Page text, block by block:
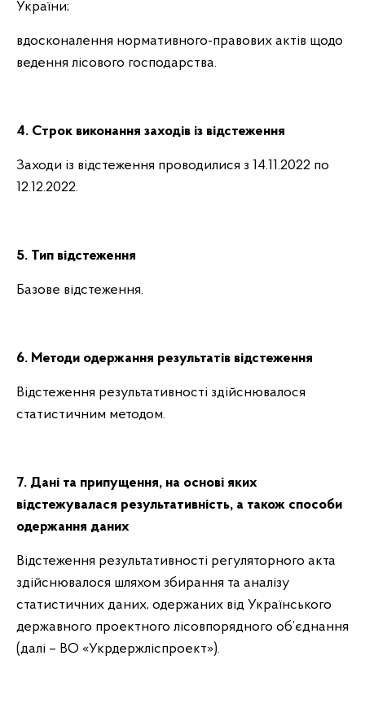
України;
вдосконалення нормативного-правових актів щодо
ведення лісового господарства.
4. Строк виконання заходів із відстеження
Заходи із відстеження проводилися з 14.11.2022 по
12.12.2022.
5. Тип відстеження
Базове відстеження.
6. Методи одержання результатів відстеження
Відстеження результативності здійснювалося
статистичним методом.
7. Дані та припущення, на основі яких
відстежувалася результативність, а також способи
одержання даних
Відстеження результативності регуляторного акта
здійснювалося шляхом збирання та аналізу
статистичних даних, одержаних від Українського
державного проектного лісовпорядного об’єднання
(далі – ВО «Укрдержліспроект»).